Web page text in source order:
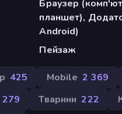
Браузер
планшет),
Android)
Пейзаж
425 Mobile 2 369
279 Тварини 222